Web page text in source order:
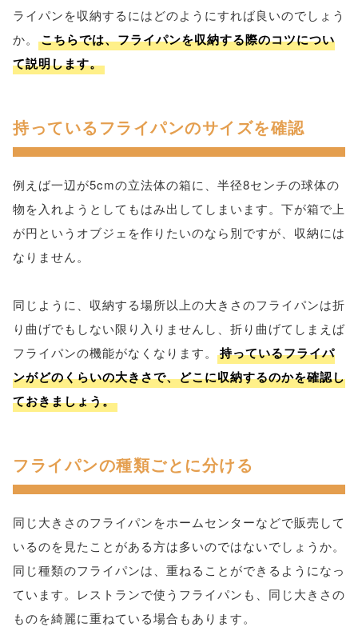
ライパンを収納するにはどのようにすれば良いのでしょう
か。
こちらでは、フライパンを収納する際のコツについ
て説明します。
持っているフライパンのサイズを確認
例えば一辺が5cmの立法体の箱に、半径8センチの球体の
物を入れようとしてもはみ出してしまいます。下が箱で上
が円というオブジェを作りたいのなら別ですが、収納には
なりません。
同じように、収納する場所以上の大きさのフライパンは折
り曲げでもしない限り入りませんし、折り曲げてしまえば
フライパンの機能がなくなります。
持っているフライパ
ンがどのくらいの大きさで、どこに収納するのかを確認し
ておきましょう。
フライパンの種類ごとに分ける
同じ大きさのフライパンをホームセンターなどで販売して
いるのを見たことがある方は多いのではないでしょうか。
同じ種類のフライパンは、重ねることができるようになっ
ています。レストランで使うフライパンも、同じ大きさの
ものを綺麗に重ねている場合もあります。